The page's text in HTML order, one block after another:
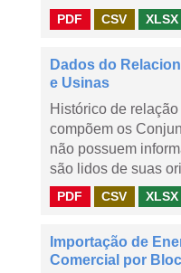
PDF CSV XLSX
Dados do
e Usinas
Histórico de
compõem os
não possuem
são lidos de suas
PDF CSV XLSX
Importação de
Comercial por